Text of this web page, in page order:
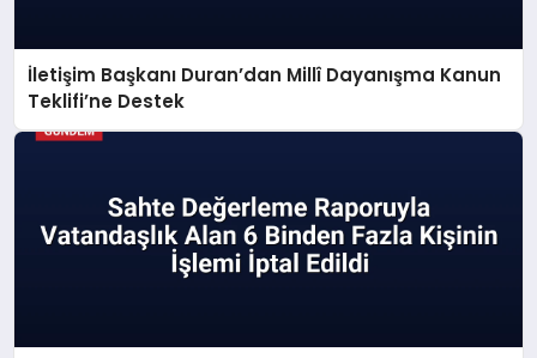
İletişim Başkanı Duran’dan Millî Dayanışma Kanun
Teklifi’ne Destek